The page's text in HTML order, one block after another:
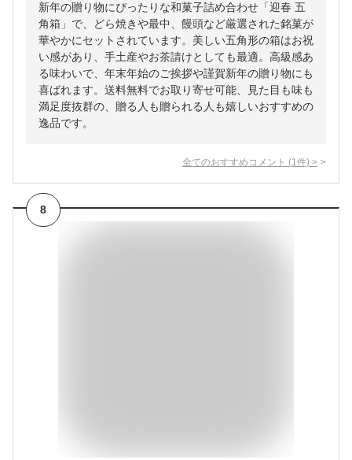
新年の贈り物にぴったりな和菓子詰め合わせ「迎春 五
角箱」で、どら焼きや最中、饅頭など厳選された銘菓が
華やかにセットされています。美しい五角形の箱はお祝
い感があり、手土産やお茶請けとしても最適。高級感あ
る味わいで、年末年始のご挨拶や謹賀新年の贈り物にも
喜ばれます。送料無料でお取り寄せ可能、見た目も味も
満足度抜群の、贈る人も贈られる人も嬉しいおすすめの
逸品です。
全てのおすすめコメント (1 件) >
8